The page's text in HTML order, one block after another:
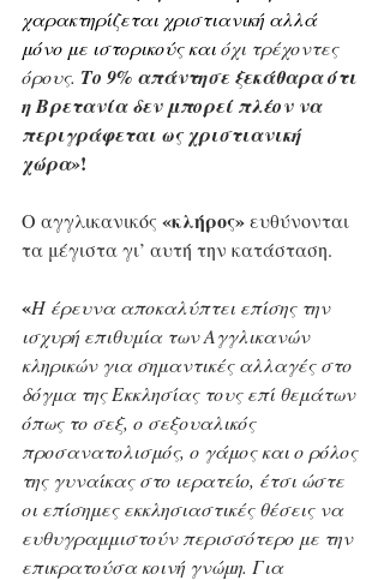
χαρακτηρίζεται χριστιανική αλλά
μόνο με ιστορικούς και όχι τρέχοντες
όρους. Το 9% απάντησε ξεκάθαρα ότι
η Βρετανία δεν μπορεί πλέον να
περιγράφεται ως χριστιανική
χώρα»!
Ο αγγλικανικός «κλήρος» ευθύνονται
τα μέγιστα γι’ αυτή την κατάσταση.
«Η έρευνα αποκαλύπτει επίσης την
ισχυρή επιθυμία των Αγγλικανών
κληρικών για σημαντικές αλλαγές στο
δόγμα της Εκκλησίας τους επί θεμάτων
όπως το σεξ, ο σεξουαλικός
προσανατολισμός, ο γάμος και ο ρόλος
της γυναίκας στο ιερατείο, έτσι ώστε
οι επίσημες εκκλησιαστικές θέσεις να
ευθυγραμμιστούν περισσότερο με την
επικρατούσα κοινή γνώμη. Για